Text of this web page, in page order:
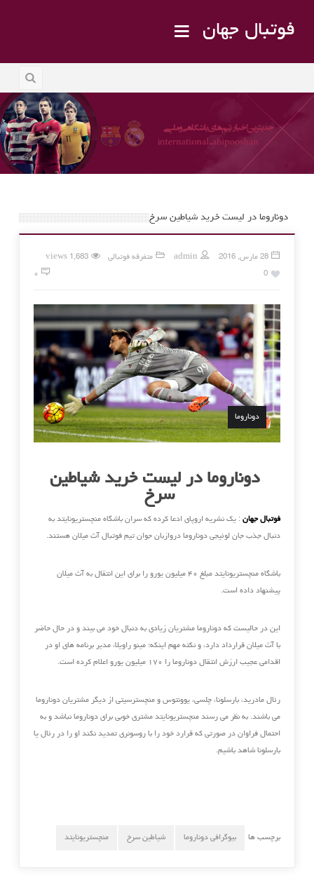
فوتبال جهان
3 سال
دوناروما در لیست خرید شیاطین سرخ
28 مارس, 2016 admin متفرقه فوتبالی
1,683 views
0
۰
دوناروما
دوناروما در لیست خرید شیاطین
سرخ
فوتبال جهان : یک نشریه اروپای ادعا کرده که سران باشگاه منچستریونایتد به
دنبال جذب جان لوئیجی دوناروما دروازبان جوان تیم فوتبال آث میلان هستند.
باشگاه منچستریونایتد مبلغ ۴۰ میلیون یورو را برای این انتقال به آث میلان
پیشنهاد داده است.
این در حالیست که دوناروما مشتریان زیادی به دنبال خود می بیند و در حال حاضر
با آث میلان قرارداد دارد، و نکته مهم اینکه؛ مینو راویلا، مدیر برنامه های او در
اقدامی عجیب ارزش انتقال دوناروما را ۱۷۰ میلیون یورو اعلام کرده است.
رئال مادرید، بارسلونا، چلسی، یوونتوس و منچسترسیتی از دیگر مشتریان دوناروما
می باشند. به نظر می رسند منچستریونایتد مشتری خوبی برای دوناروما نباشد و به
احتمال فراوان در صورتی که قرارد خود را با روسونری تمدید نکند او را در رئال یا
بارسلونا شاهد باشیم.
برچسب ها بیوگرافی دوناروما شیاطین سرخ منچستریونایتد